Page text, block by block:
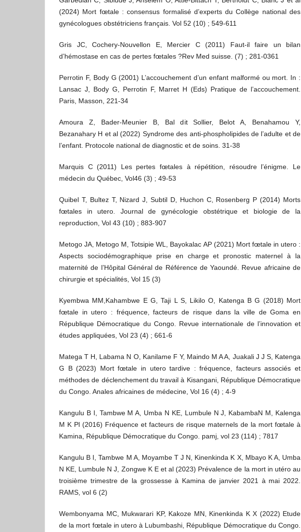
(2024) Mort fœtale : consensus formalisé d’experts du Collège national des
gynécologues obstétriciens français. Vol 52 (10) ; 549-611
Gris JC, Cochery-Nouvellon E, Mercier C (2011) Faut-il faire un bilan
d’hémostase en cas de pertes fœtales ?Rev Med suisse. (7) ; 281-0361
Perrotin F, Body G (2001) L’accouchement d’un enfant malformé ou mort. In :
Lansac J, Body G, Perrotin F, Marret H (Eds) Pratique de l’accouchement.
Paris, Masson, 221-34
Amoura Z, Bader-Meunier B, Bal dit Sollier, Belot A, Benahamou Y,
Bezanahary H et al (2022) Syndrome des anti-phospholipides de l’adulte et de
l’enfant. Protocole national de diagnostic et de soins. 31-38
Marquis C (2011) Les pertes fœtales à répétition, résoudre l’énigme. Le
médecin du Québec, Vol46 (3) ; 49-53
Quibel T, Bultez T, Nizard J, Subtil D, Huchon C, Rosenberg P (2014) Morts
fœtales in utero. Journal de gynécologie obstétrique et biologie de la
reproduction, Vol 43 (10) ; 883-907
Metogo JA, Metogo M, Totsipie WL, Bayokalac AP (2021) Mort fœtale in utero :
Aspects sociodémographique prise en charge et pronostic maternel à la
maternité de l’Hôpital Général de Référence de Yaoundé. Revue africaine de
chirurgie et spécialités, Vol 15 (3)
Kyembwa MM,Kahambwe E G, Taji L S, Likilo O, Katenga B G (2018) Mort
fœtale in utero : fréquence, facteurs de risque dans la ville de Goma en
République Démocratique du Congo. Revue internationale de l’innovation et
études appliquées, Vol 23 (4) ; 661-6
Matega T H, Labama N O, Kanilame F Y, Maindo M A A, Juakali J J S, Katenga
G B (2023) Mort fœtale in utero tardive : fréquence, facteurs associés et
méthodes de déclenchement du travail à Kisangani, République Démocratique
du Congo. Anales africaines de médecine, Vol 16 (4) ; 4-9
Kangulu B I, Tambwe M A, Umba N KE, Lumbule N J, KabambaN M, Kalenga
M K Pl (2016) Fréquence et facteurs de risque maternels de la mort fœtale à
Kamina, République Démocratique du Congo. pamj, vol 23 (114) ; 7817
Kangulu B I, Tambwe M A, Moyambe T J N, Kinenkinda K X, Mbayo K A, Umba
N KE, Lumbule N J, Zongwe K E et al (2023) Prévalence de la mort in utéro au
troisième trimestre de la grossesse à Kamina de janvier 2021 à mai 2022.
RAMS, vol 6 (2)
Wembonyama MC, Mukwarari KP, Kakoze MN, Kinenkinda K X (2022) Etude
de la mort fœtale in utero à Lubumbashi, République Démocratique du Congo.